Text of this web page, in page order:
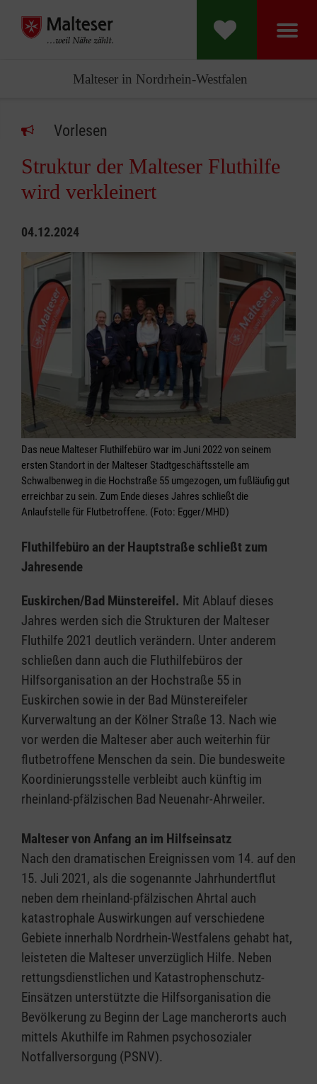
Malteser in Nordrhein-Westfalen
Vorlesen
Struktur der Malteser Fluthilfe
wird verkleinert
04.12.2024
Das neue Malteser Fluthilfebüro war im Juni 2022 von seinem
ersten Standort in der Malteser Stadtgeschäftsstelle am
Schwalbenweg in die Hochstraße 55 umgezogen, um fußläufig gut
erreichbar zu sein. Zum Ende dieses Jahres schließt die
Anlaufstelle für Flutbetroffene. (Foto: Egger/MHD)
Fluthilfebüro an der Hauptstraße schließt zum
Jahresende
Euskirchen/Bad Münstereifel. Mit Ablauf dieses
Jahres werden sich die Strukturen der Malteser
Fluthilfe 2021 deutlich verändern. Unter anderem
schließen dann auch die Fluthilfebüros der
Hilfsorganisation an der Hochstraße 55 in
Euskirchen sowie in der Bad Münstereifeler
Kurverwaltung an der Kölner Straße 13. Nach wie
vor werden die Malteser aber auch weiterhin für
flutbetroffene Menschen da sein. Die bundesweite
Koordinierungsstelle verbleibt auch künftig im
rheinland-pfälzischen Bad Neuenahr-Ahrweiler.
Malteser von Anfang an im Hilfseinsatz
Nach den dramatischen Ereignissen vom 14. auf den
15. Juli 2021, als die sogenannte Jahrhundertflut
neben dem rheinland-pfälzischen Ahrtal auch
katastrophale Auswirkungen auf verschiedene
Gebiete innerhalb Nordrhein-Westfalens gehabt hat,
leisteten die Malteser unverzüglich Hilfe. Neben
rettungsdienstlichen und Katastrophenschutz-
Einsätzen unterstützte die Hilfsorganisation die
Bevölkerung zu Beginn der Lage mancherorts auch
mittels Akuthilfe im Rahmen psychosozialer
Notfallversorgung (PSNV).